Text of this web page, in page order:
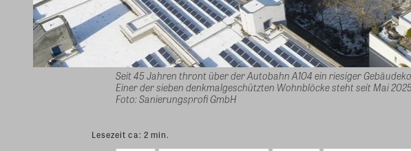
Seit 45 Jahren thront über der Autobahn A104 ein riesiger
Einer der sieben denkmalgeschützten Wohnblöcke steht seit Mai
Foto: Sanierungsprofi GmbH
Lesezeit ca: 2 min.